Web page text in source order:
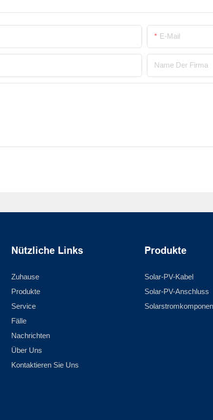
E-Mail
Name Der Firma
Nützliche Links
Zuhause
Produkte
Service
Fälle
Nachrichten
Über Uns
Kontaktieren Sie Uns
Produkte
Solar-PV-Kabel
Solar-PV-Anschluss